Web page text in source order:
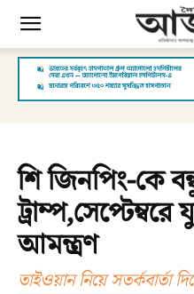
শি জিনপিং-কে
ট্রাম্প,সেপ্টেম্বরে
আমন্ত্রণ
তাইওয়ান নিয়ে সতর্কবার্তা